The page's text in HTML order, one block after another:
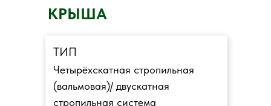
ТИП
Четырёхскатная стропильная
(вальмовая)/ двускатная
стропильная система
КРЫША